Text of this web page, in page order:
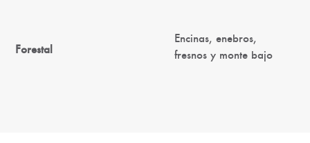
Forestal
Encinas, enebros,
fresnos y monte bajo